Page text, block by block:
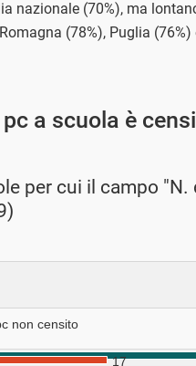
nazionale (70%), ma
(78%), Puglia (76%)
a scuola è
per cui il campo